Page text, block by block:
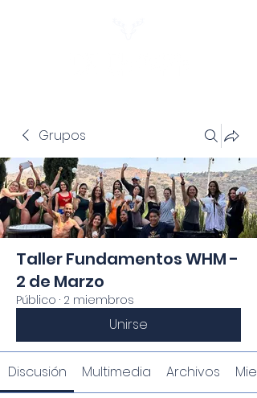
Grupos
Taller Fundamentos WHM -
2 de Marzo
Público · 2 miembros
Unirse
Discusión Multimedia Archivos